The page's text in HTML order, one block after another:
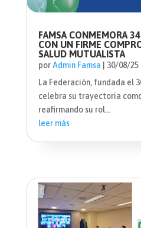
FAMSA CONMEMORA
CON UN FIRME
SALUD MUTUALISTA
porAdmin Famsa
30/08/25
La Federación, fundada el
celebra su trayectoria
reafirmando su rol...
leer más